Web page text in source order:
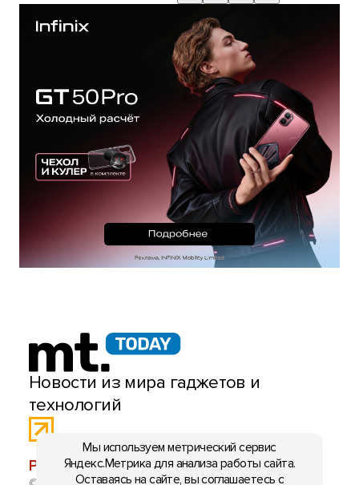
Новости из мира гаджетов и
технологий
РЕКЛАМА:mobiltelefon.ru@gmail.com
Мы используем метрический сервис
Яндекс.Метрика для анализа работы сайта.
Оставаясь на сайте, вы соглашаетесь с